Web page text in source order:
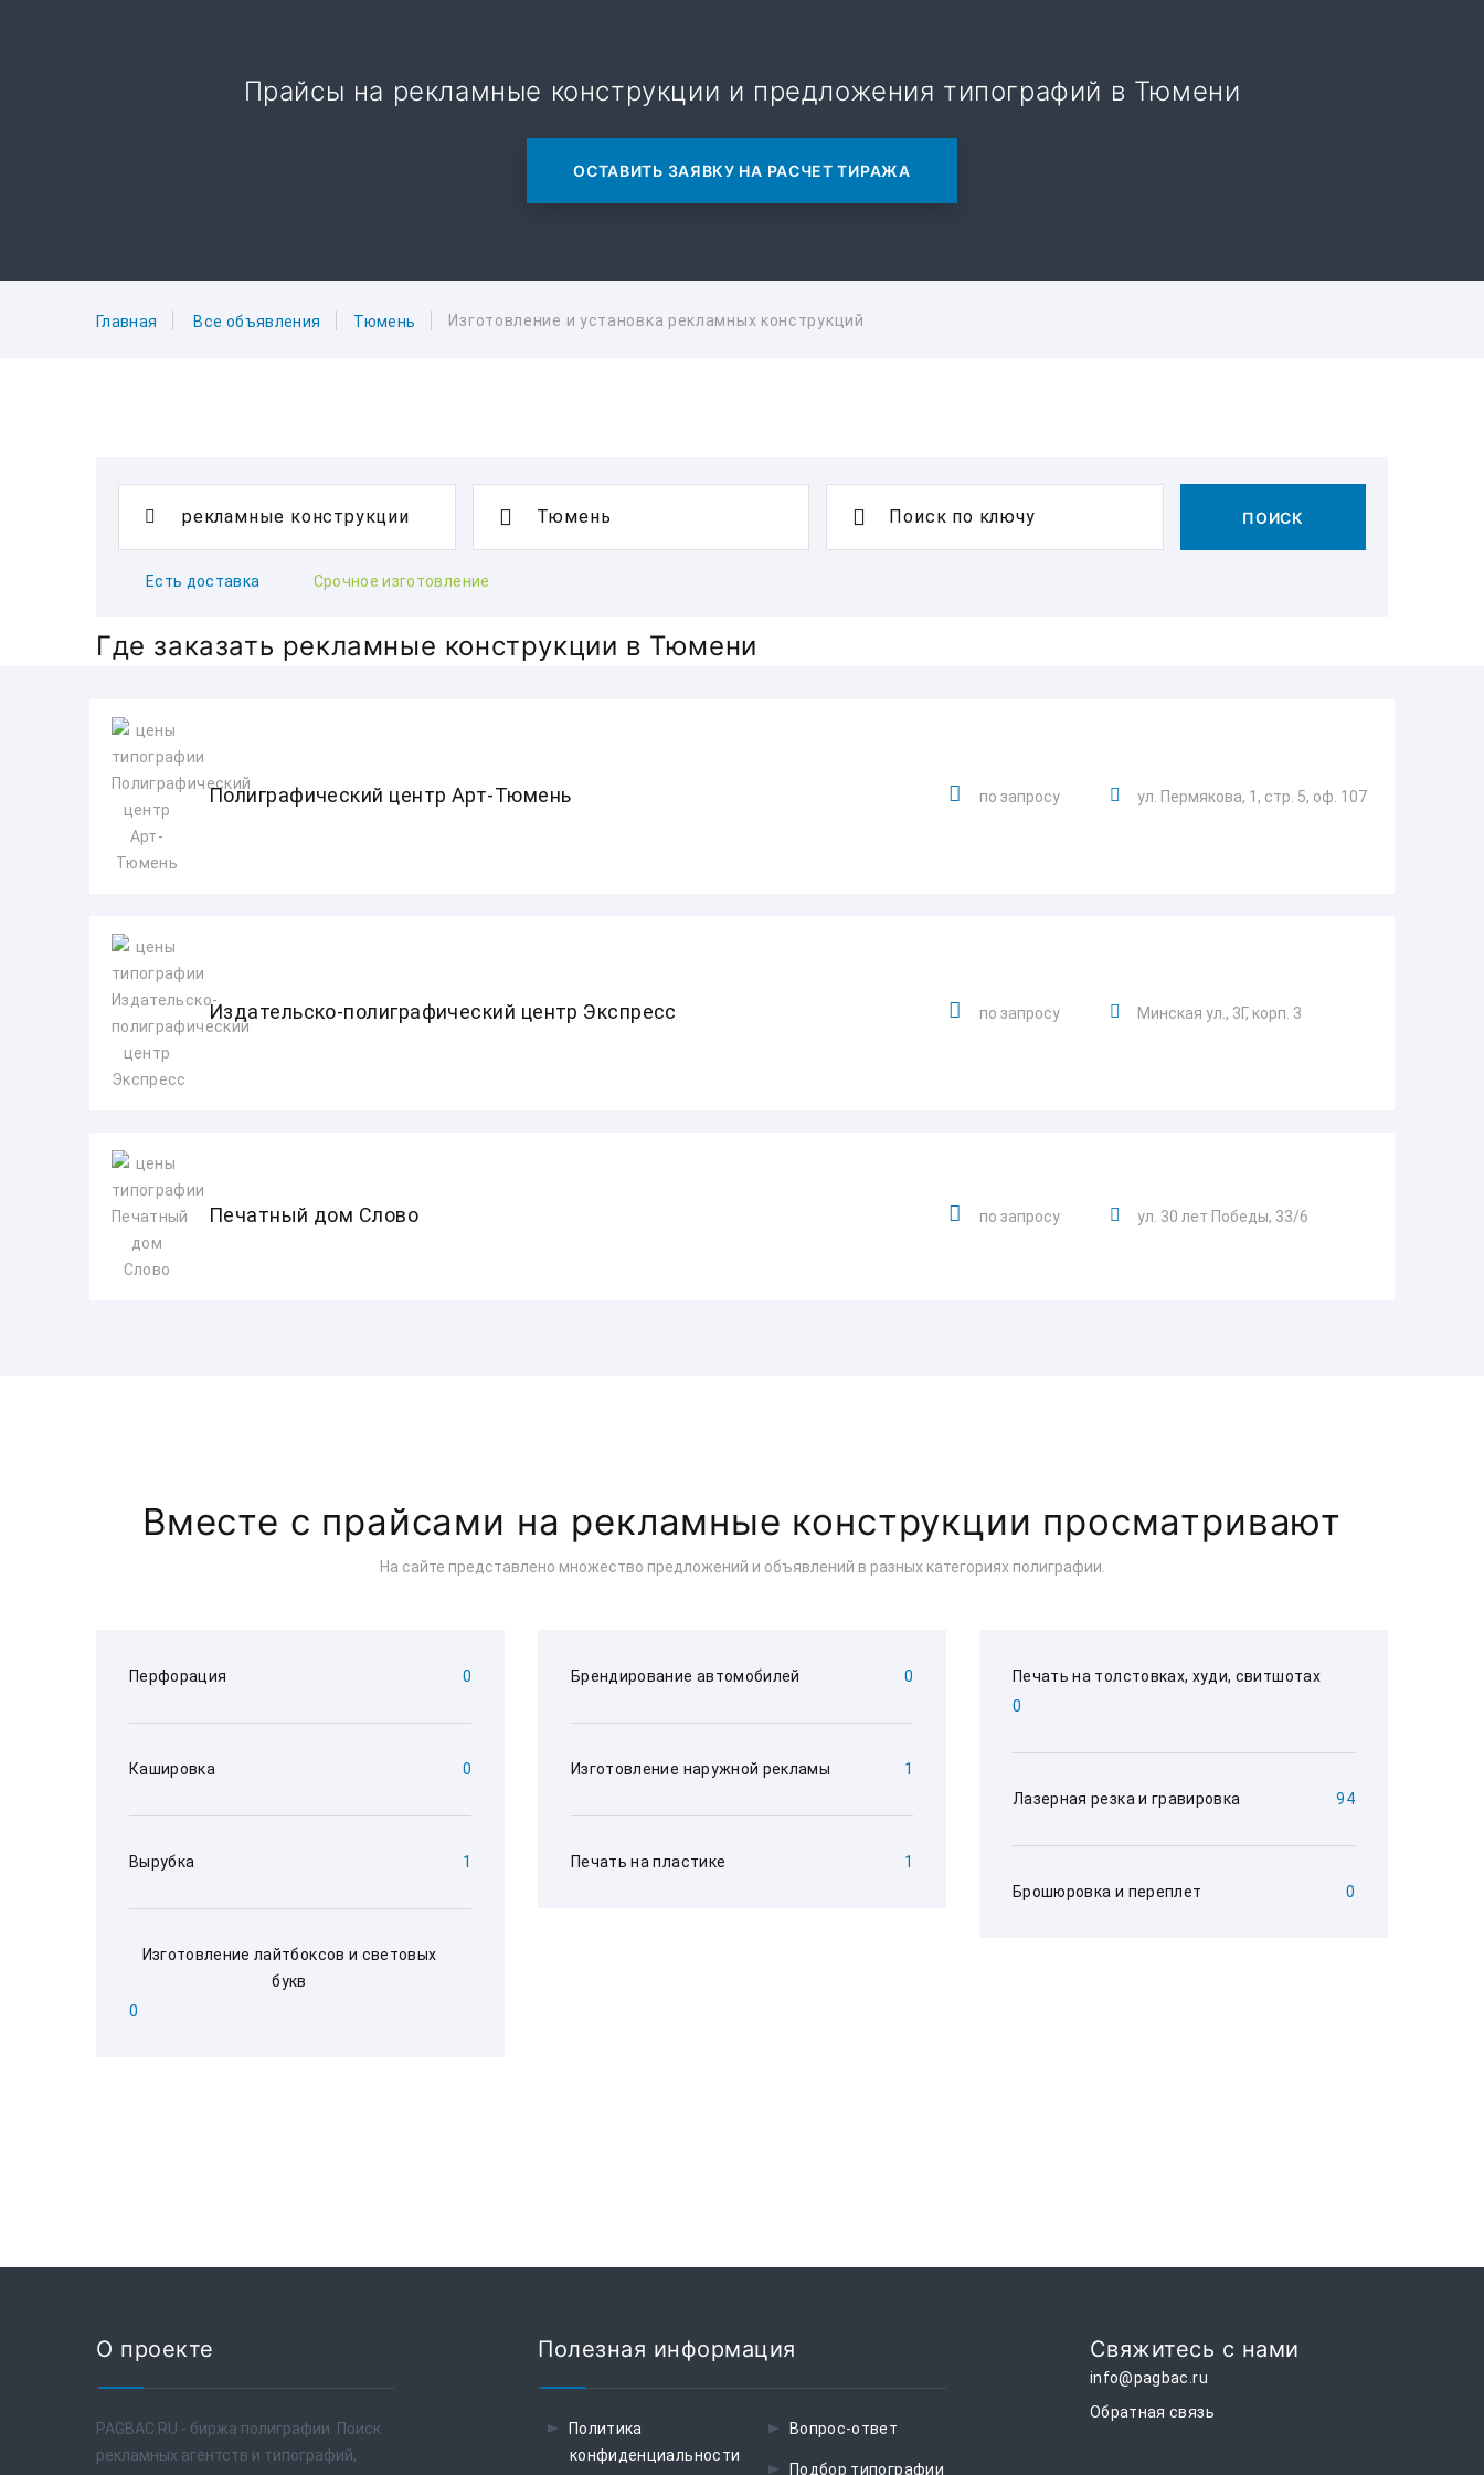
Прайсы на рекламные конструкции и предложения типографий в Тюмени
ОСТАВИТЬ ЗАЯВКУ НА РАСЧЕТ ТИРАЖА
Главная Все объявления Тюмень Изготовление и установка рекламных конструкций
Поиск по ключу ПОИСК
Есть доставка Срочное изготовление
Где заказать рекламные конструкции в Тюмени
Полиграфический центр Арт-Тюмень по запросу ул. Пермякова, 1, стр. 5, оф. 107
Издательско-полиграфический центр Экспресс по запросу Минская ул., 3Г, корп. 3
Печатный дом Слово по запросу ул. 30 лет Победы, 33/6
Вместе с прайсами на рекламные конструкции просматривают
На сайте представлено множество предложений и объявлений в разных категориях полиграфии.
Перфорация 0
Кашировка 0
Вырубка 1
Изготовление лайтбоксов и световых
букв
0
Брендирование автомобилей 0
Изготовление наружной рекламы 1
Печать на пластике 1
Печать на толстовках, худи, свитшотах
0
Лазерная резка и гравировка 94
Брошюровка и переплет 0
О проекте
PAGBAC.RU - биржа полиграфии. Поиск
рекламных агентств и типографий,
Полезная информация
Политика
конфиденциальности
Вопрос-ответ
Подбор типографии
Свяжитесь с нами
info@pagbac.ru
Обратная связь